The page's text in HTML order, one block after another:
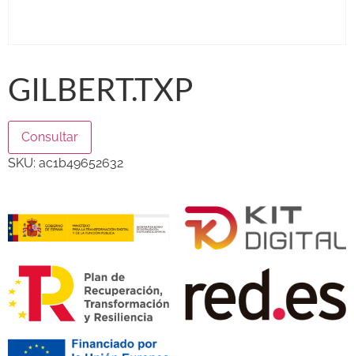
GILBERT.TXP
Consultar
SKU: ac1b49652632